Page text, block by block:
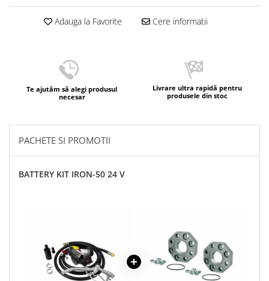
Adauga la Favorite Cere informatii
Te ajutăm să alegi produsul
necesar
Livrare ultra rapidă pentru
produsele din stoc
PACHETE SI PROMOTII
BATTERY KIT IRON-50 24 V